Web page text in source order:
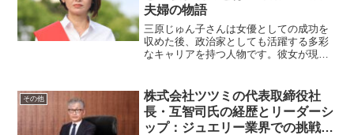
夫婦の物語
三原じゅん子さんは女優としての成功を
収めた後、政治家としても活躍する多彩
なキャリアを持つ人物です。彼女が現在
興味深いものです。この記事では、三原
じゅん子さんと中根雄也さ...
その他
株式会社ツツミの代表取締役社
長・互智司氏の経歴とリーダーシ
ップ：ジュエリー業界での挑戦と